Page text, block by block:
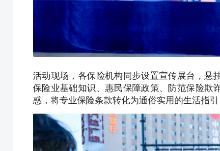
活动现场，各保险机构同步设置宣传展台，悬
保险业基础知识、惠民保障政策、防范保险欺
惑，将专业保险条款转化为通俗实用的生活指